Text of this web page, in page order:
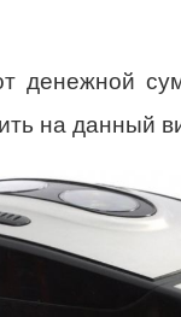
денежной
на данный